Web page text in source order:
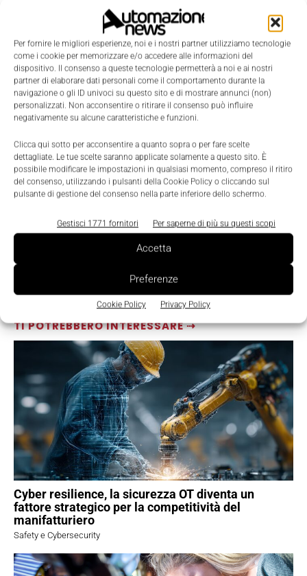
Per fornire le migliori esperienze, noi e i nostri partner utilizziamo tecnologie
come i cookie per memorizzare e/o accedere alle informazioni del
dispositivo. Il consenso a queste tecnologie permetterà a noi e ai nostri
partner di elaborare dati personali come il comportamento durante la
navigazione o gli ID univoci su questo sito e di mostrare annunci (non)
personalizzati. Non acconsentire o ritirare il consenso può influire
negativamente su alcune caratteristiche e funzioni.
Clicca qui sotto per acconsentire a quanto sopra o per fare scelte
dettagliate. Le tue scelte saranno applicate solamente a questo sito. È
possibile modificare le impostazioni in qualsiasi momento, compreso il ritiro
del consenso, utilizzando i pulsanti della Cookie Policy o cliccando sul
pulsante di gestione del consenso nella parte inferiore dello schermo.
Gestisci 1771 fornitori Per saperne di più su questi scopi
Accetta
Preferenze
Cookie Policy Privacy Policy
LEGGI LA RIVISTA ⇢
TI POTREBBERO INTERESSARE ⇢
Cyber resilience, la sicurezza OT diventa un
fattore strategico per la competitività del
manifatturiero
Safety e Cybersecurity